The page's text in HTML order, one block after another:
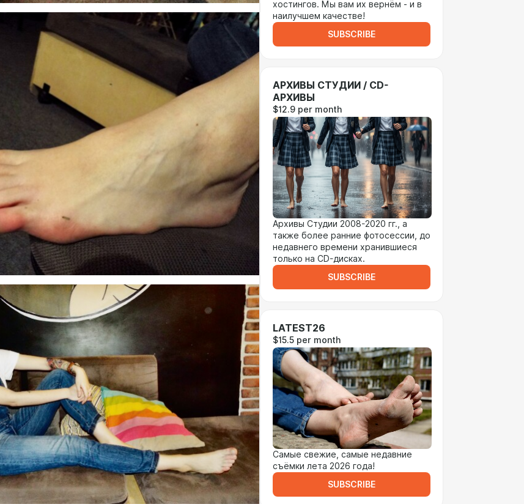
хостингов. Мы вам их вернём - и в
наилучшем качестве!
SUBSCRIBE
АРХИВЫ СТУДИИ / CD-
АРХИВЫ
$12.9 per month
Архивы Студии 2008-2020 гг., а
также более ранние фотосессии, до
недавнего времени хранившиеся
только на CD-дисках.
SUBSCRIBE
LATEST26
$15.5 per month
Самые свежие, самые недавние
съёмки лета 2026 года!
SUBSCRIBE